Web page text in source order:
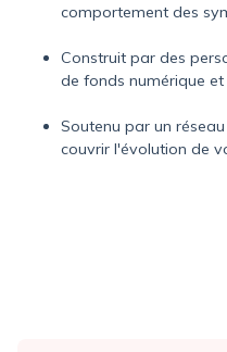
comportement des
Construit par des
de fonds numérique
Soutenu par un
couvrir l'évolution de